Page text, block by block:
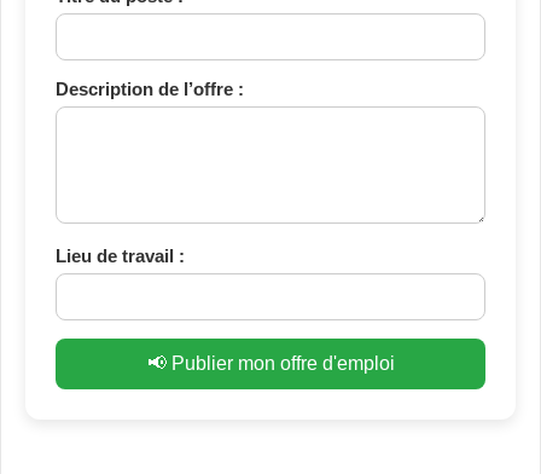
Description de l’offre :
Lieu de travail :
📢 Publier mon offre d'emploi